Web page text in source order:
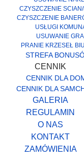
CZYSZCZENIE
CZYSZCZENIE
USŁUGI
USUWANIE
PRANIE KRZESEŁ
STREFA
CENNIK
CENNIK DLA
CENNIK DLA
GALERIA
REGULAMIN
O NAS
KONTAKT
ZAMÓWIENIA